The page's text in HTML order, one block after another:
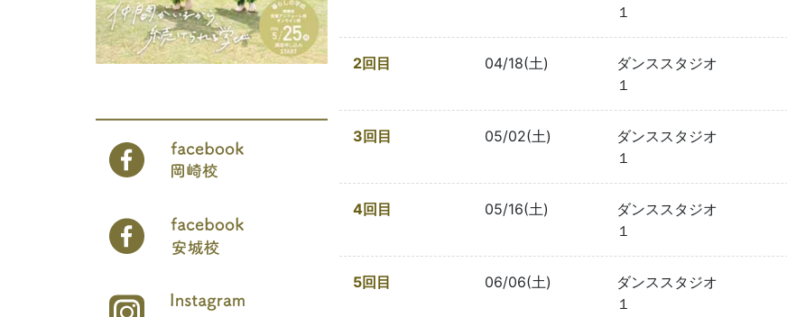
１
2回目 04/18(土)
ダンススタジオ
１
3回目 05/02(土)
ダンススタジオ
１
4回目 05/16(土)
ダンススタジオ
１
5回目 06/06(土)
ダンススタジオ
１